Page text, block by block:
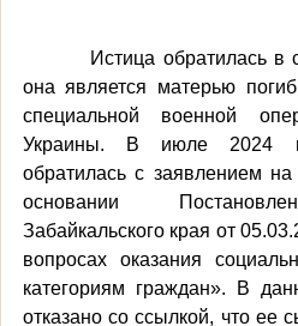
Истица обратилась в
она является матерью
специальной военной
Украины. В июле 2024
обратилась с заявлением
основании
Забайкальского края от
вопросах оказания
категориям граждан». В
отказано со ссылкой, что ее